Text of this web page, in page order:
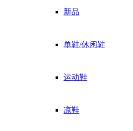
新品
单鞋/休闲鞋
运动鞋
凉鞋